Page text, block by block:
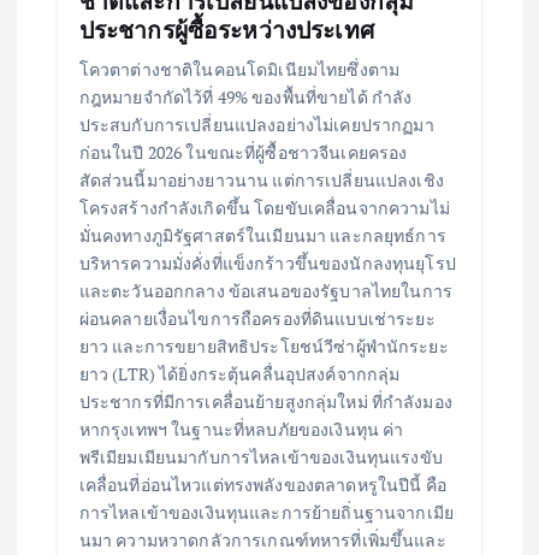
ประชากรผู้ซื้อระหว่างประเทศ
โควตาต่างชาติในคอนโดมิเนียมไทยซึ่งตาม
กฎหมายจำกัดไว้ที่ 49% ของพื้นที่ขายได้ กำลัง
ประสบกับการเปลี่ยนแปลงอย่างไม่เคยปรากฏมา
ก่อนในปี 2026 ในขณะที่ผู้ซื้อชาวจีนเคยครอง
สัดส่วนนี้มาอย่างยาวนาน แต่การเปลี่ยนแปลงเชิง
โครงสร้างกำลังเกิดขึ้น โดยขับเคลื่อนจากความไม่
มั่นคงทางภูมิรัฐศาสตร์ในเมียนมา และกลยุทธ์การ
บริหารความมั่งคั่งที่แข็งกร้าวขึ้นของนักลงทุนยุโรป
และตะวันออกกลาง ข้อเสนอของรัฐบาลไทยในการ
ผ่อนคลายเงื่อนไขการถือครองที่ดินแบบเช่าระยะ
ยาว และการขยายสิทธิประโยชน์วีซ่าผู้พำนักระยะ
ยาว (LTR) ได้ยิ่งกระตุ้นคลื่นอุปสงค์จากกลุ่ม
ประชากรที่มีการเคลื่อนย้ายสูงกลุ่มใหม่ ที่กำลังมอง
หากรุงเทพฯ ในฐานะที่หลบภัยของเงินทุน ค่า
พรีเมียมเมียนมากับการไหลเข้าของเงินทุนแรงขับ
เคลื่อนที่อ่อนไหวแต่ทรงพลังของตลาดหรูในปีนี้ คือ
การไหลเข้าของเงินทุนและการย้ายถิ่นฐานจากเมีย
นมา ความหวาดกลัวการเกณฑ์ทหารที่เพิ่มขึ้นและ